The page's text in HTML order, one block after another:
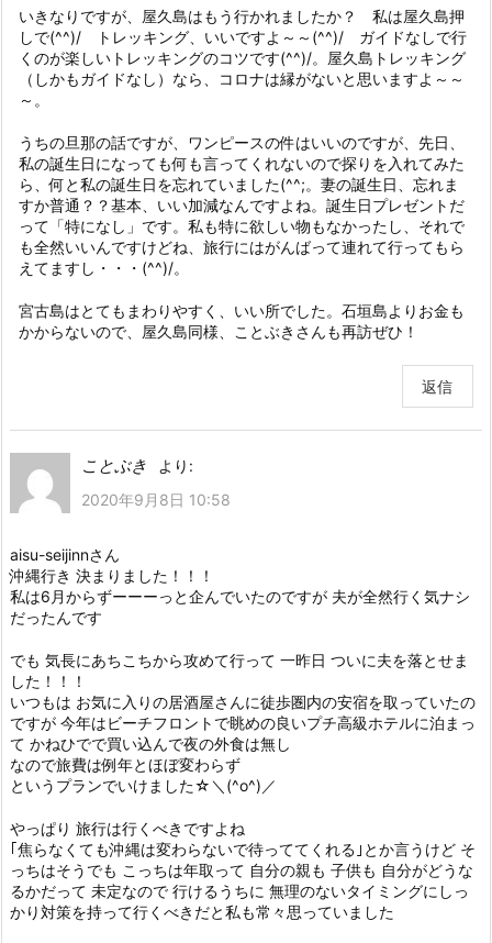
いきなりですが、屋久島はもう行かれましたか？ 私は屋久島押
しで(^^)/ トレッキング、いいですよ～～(^^)/ ガイドなしで行
くのが楽しいトレッキングのコツです(^^)/。屋久島トレッキング
（しかもガイドなし）なら、コロナは縁がないと思いますよ～～
～。
うちの旦那の話ですが、ワンピースの件はいいのですが、先日、
私の誕生日になっても何も言ってくれないので探りを入れてみた
ら、何と私の誕生日を忘れていました(^^;。妻の誕生日、忘れま
すか普通？？基本、いい加減なんですよね。誕生日プレゼントだ
って「特になし」です。私も特に欲しい物もなかったし、それで
も全然いいんですけどね、旅行にはがんばって連れて行ってもら
えてますし・・・(^^)/。
宮古島はとてもまわりやすく、いい所でした。石垣島よりお金も
かからないので、屋久島同様、ことぶきさんも再訪ぜひ！
返信
ことぶき
より:
2020年9月8日 10:58
aisu-seijinnさん
沖縄行き 決まりました！！！
私は6月からずーーーっと企んでいたのですが 夫が全然行く気ナシ
だったんです
でも 気長にあちこちから攻めて行って 一昨日 ついに夫を落とせま
した！！！
いつもは お気に入りの居酒屋さんに徒歩圏内の安宿を取っていたの
ですが 今年はビーチフロントで眺めの良いプチ高級ホテルに泊まっ
て かねひでで買い込んで夜の外食は無し
なので旅費は例年とほぼ変わらず
というプランでいけました☆＼(^o^)／
やっぱり 旅行は行くべきですよね
｢焦らなくても沖縄は変わらないで待っててくれる｣とか言うけど そ
っちはそうでも こっちは年取って 自分の親も 子供も 自分がどうな
るかだって 未定なので 行けるうちに 無理のないタイミングにしっ
かり対策を持って行くべきだと私も常々思っていました